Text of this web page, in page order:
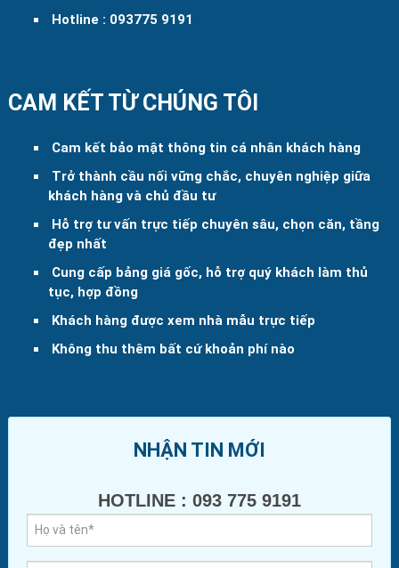
Hotline : 093775 9191
CAM KẾT TỪ CHÚNG TÔI
Cam kết bảo mật thông tin cá nhân khách hàng
Trở thành cầu nối vững chắc, chuyên nghiệp giữa
khách hàng và chủ đầu tư
Hỗ trợ tư vấn trực tiếp chuyên sâu, chọn căn, tầng
đẹp nhất
Cung cấp bảng giá gốc, hỗ trợ quý khách làm thủ
tục, hợp đồng
Khách hàng được xem nhà mẫu trực tiếp
Không thu thêm bất cứ khoản phí nào
NHẬN TIN MỚI
HOTLINE : 093 775 9191